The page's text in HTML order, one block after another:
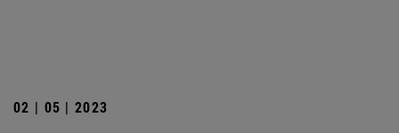
02 | 05 | 2023